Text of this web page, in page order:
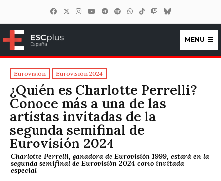
ESCplus España
MENU
Eurovisión Eurovisión 2024
¿Quién es Charlotte Perrelli?
Conoce más a una de las
artistas invitadas de la
segunda semifinal de
Eurovisión 2024
Charlotte Perrelli, ganadora de Eurovisión 1999, estará en la
segunda semifinal de Eurovisión 2024 como invitada
especial